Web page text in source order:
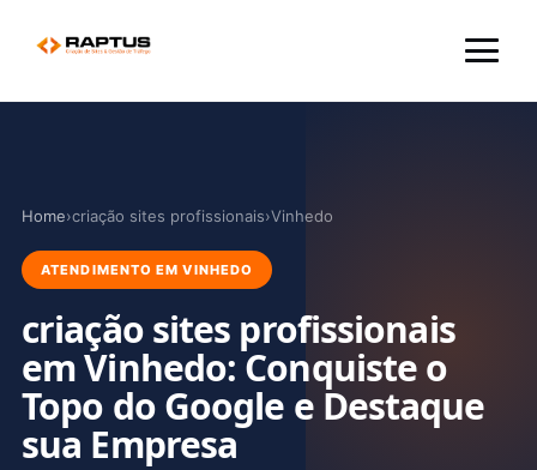
Menu
Home›criação sites profissionais›Vinhedo
ATENDIMENTO EM VINHEDO
criação sites profissionais
em Vinhedo: Conquiste o
Topo do Google e Destaque
sua Empresa